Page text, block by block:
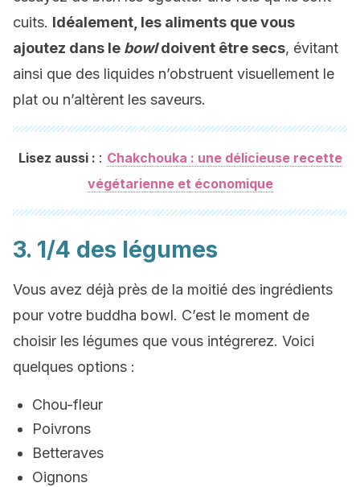
cuits. Idéalement, les aliments que vous
ajoutez dans le bowldoivent être secs, évitant
ainsi que des liquides n’obstruent visuellement le
plat ou n’altèrent les saveurs.
Lisez aussi : : Chakchouka : une délicieuse recette
végétarienne et économique
3. 1/4 des légumes
Vous avez déjà près de la moitié des ingrédients
pour votre buddha bowl. C’est le moment de
choisir les légumes que vous intégrerez. Voici
quelques options :
Chou-fleur
Poivrons
Betteraves
Oignons